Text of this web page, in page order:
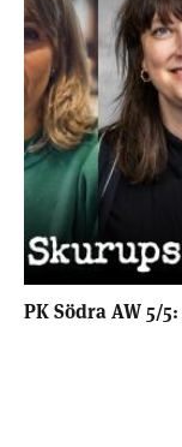
PK Södra AW 5/